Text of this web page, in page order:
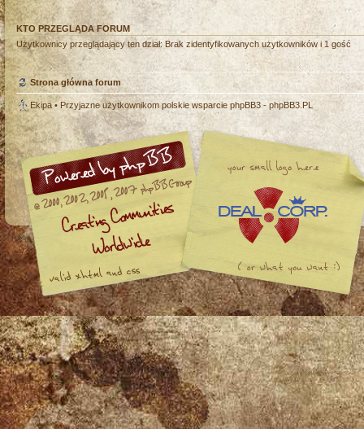
KTO PRZEGLĄDA FORUM
Użytkownicy przeglądający ten dział: Brak zidentyfikowanych użytkowników i 1 gość
Strona główna forum
Ekipa• Przyjazne użytkownikom polskie wsparcie phpBB3 - phpBB3.PL